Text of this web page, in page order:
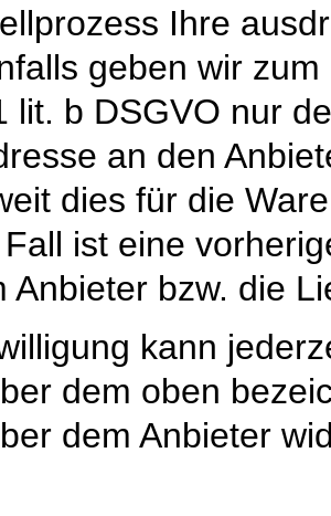
Ihre
geben wir
lit. b DSGVO nur
an den
dies für die
ist eine
Anbieter bzw. die
kann
dem oben
dem Anbieter